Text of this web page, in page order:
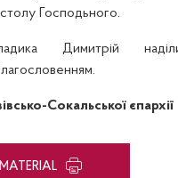
Господьного.
Димитрій
Сокальської єпархії